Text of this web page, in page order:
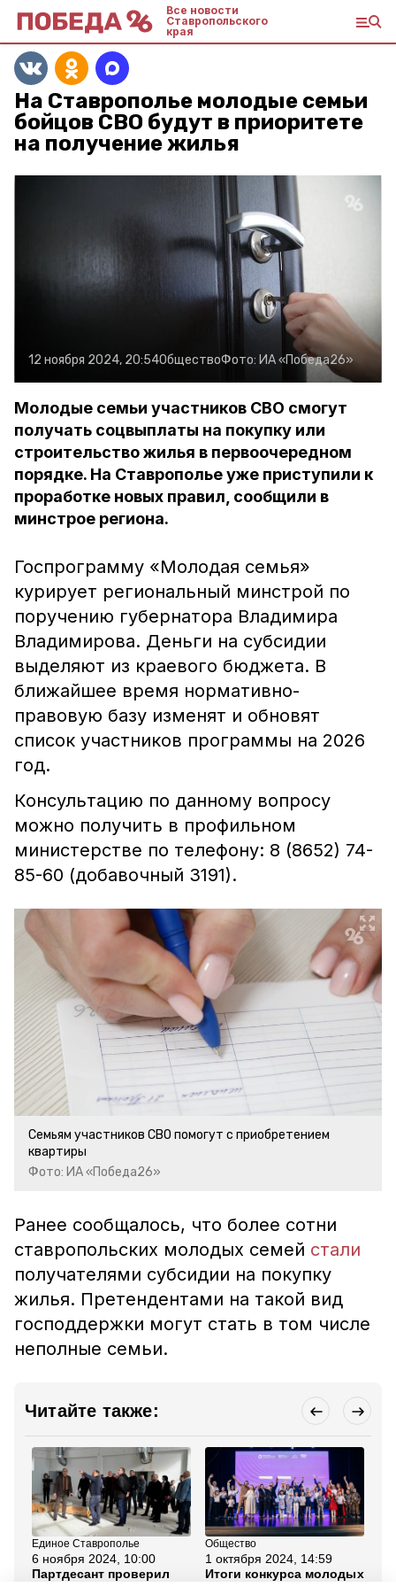
Все новости
Ставропольского
края
На Ставрополье молодые семьи
бойцов СВО будут в приоритете
на получение жилья
12 ноября 2024, 20:54ОбществоФото: ИА «Победа26»
Молодые семьи участников СВО смогут
получать соцвыплаты на покупку или
строительство жилья в первоочередном
порядке. На Ставрополье уже приступили к
проработке новых правил, сообщили в
минстрое региона.
Госпрограмму «Молодая семья»
курирует региональный минстрой по
поручению губернатора Владимира
Владимирова. Деньги на субсидии
выделяют из краевого бюджета. В
ближайшее время нормативно-
правовую базу изменят и обновят
список участников программы на 2026
год.
Консультацию по данному вопросу
можно получить в профильном
министерстве по телефону: 8 (8652) 74-
85-60 (добавочный 3191).
Семьям участников СВО помогут с приобретением
квартиры
Фото: ИА «Победа26»
Ранее сообщалось, что более сотни
ставропольских молодых семей стали
получателями субсидии на покупку
жилья. Претендентами на такой вид
господдержки могут стать в том числе
неполные семьи.
Читайте также:
Единое Ставрополье
6 ноября 2024, 10:00
Партдесант проверил
Общество
1 октября 2024, 14:59
Итоги конкурса молодых